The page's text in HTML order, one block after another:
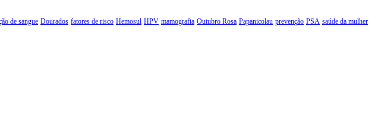
de sangue Dourados fatores de risco Hemosul HPV mamografia Outubro Rosa Papanicolau prevenção PSA saúde da mulher